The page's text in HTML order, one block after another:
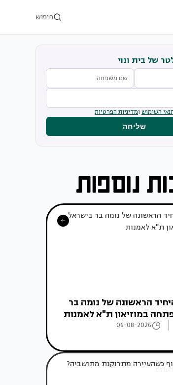
חיפוש
של בית ונוי
השימוש ומדיניות הפרטיות
שליחה
הראשונה של נומה בר
במוזיאון ת"א לאמנות
06-08-2026